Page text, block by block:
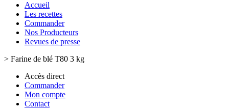
Accueil
Les recettes
Commander
Nos Producteurs
Revues de presse
> Farine de blé T80 3 kg
Accès direct
Commander
Mon compte
Contact